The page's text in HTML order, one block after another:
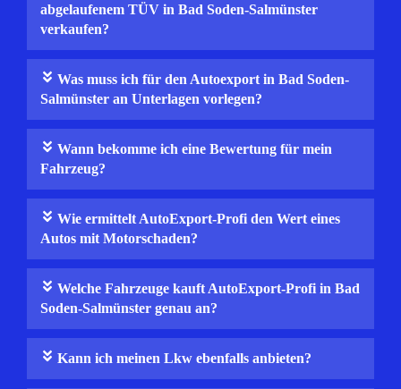
abgelaufenem TÜV in Bad Soden-Salmünster
verkaufen?
Was muss ich für den Autoexport in Bad Soden-
Salmünster an Unterlagen vorlegen?
Wann bekomme ich eine Bewertung für mein
Fahrzeug?
Wie ermittelt AutoExport-Profi den Wert eines
Autos mit Motorschaden?
Welche Fahrzeuge kauft AutoExport-Profi in Bad
Soden-Salmünster genau an?
Kann ich meinen Lkw ebenfalls anbieten?